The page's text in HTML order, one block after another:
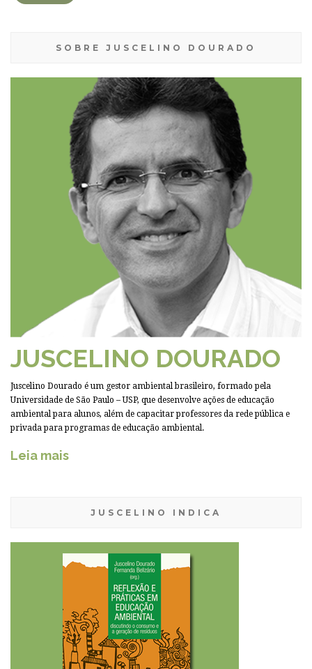
SOBRE JUSCELINO DOURADO
JUSCELINO DOURADO
Juscelino Dourado é um gestor ambiental brasileiro, formado pela
Universidade de São Paulo – USP, que desenvolve ações de educação
ambiental para alunos, além de capacitar professores da rede pública e
privada para programas de educação ambiental.
Leia mais
JUSCELINO INDICA